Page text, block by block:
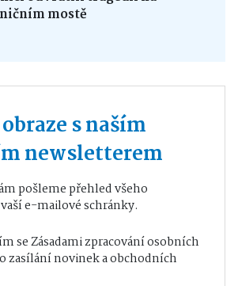
mostě
s naším
newsletterem
pošleme přehled všeho
e-mailové schránky.
seZásadami zpracování osobních
zasílání novinek a obchodních